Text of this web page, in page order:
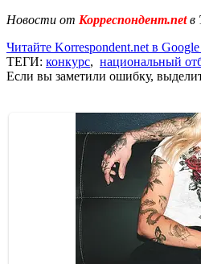
Новости от Корреспондент.netв
Читайте Korrespondent.net в
ТЕГИ: конкурс, национальный
Если вы заметили ошибку,